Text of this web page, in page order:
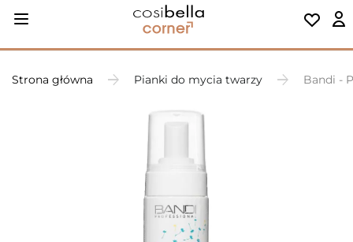
Strona główna Pianki do mycia twarzy Bandi -